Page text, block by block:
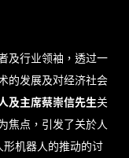
及行业领袖，透过一
的发展及对经济社会
及主席蔡崇信先生关
焦点，引发了关於人
机器人的推动的讨